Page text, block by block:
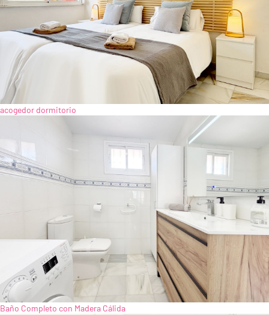
acogedor dormitorio
Baño Completo con Madera Cálida